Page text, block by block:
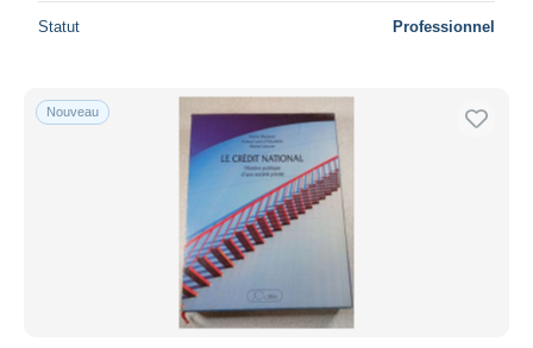
Statut Professionnel
Nouveau